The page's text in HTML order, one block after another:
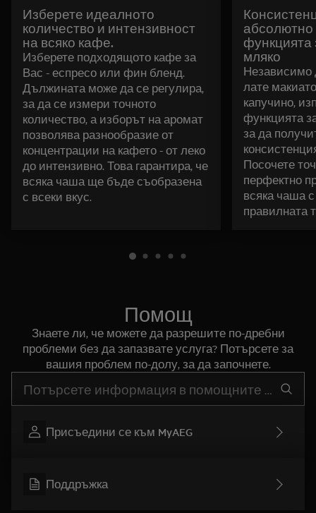
Изберете идеалното
количество и интензивност
на всяко кафе.
Изберете подходящото кафе за
Вас - еспресо или фин бленд.
Дължината може да се регулира,
за да се измери точното
количество, а изборът на аромат
позволява разнообразие от
концентрации на кафето - от леко
до интензивно. Това гарантира, че
всяка чаша ще бъде съобразена
с всеки вкус.
абсолютно
функцията
мляко
Независимо
лате
капучино,
функцията
за да
Посочете
перфектно
всяка чаша
правилната
Помощ
Знаете ли, че можете да разрешите по-дребни
проблеми без да запазвате услуга? Потърсете за
вашия проблем по-долу, за да започнете.
Присъедини се към MyAEG
Поддръжка